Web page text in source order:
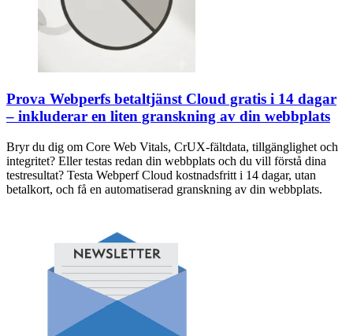
Prova Webperfs betaltjänst Cloud gratis i 14 dagar
– inkluderar en liten granskning av din webbplats
Bryr du dig om Core Web Vitals, CrUX-fältdata, tillgänglighet och
integritet? Eller testas redan din webbplats och du vill förstå dina
testresultat? Testa Webperf Cloud kostnadsfritt i 14 dagar, utan
betalkort, och få en automatiserad granskning av din webbplats.